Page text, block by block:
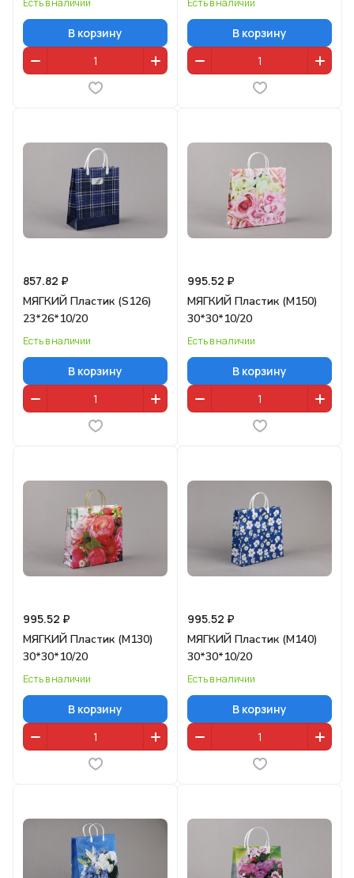
Есть в наличии
В корзину
Есть в наличии
В корзину
857.82 ₽
МЯГКИЙ Пластик (S126)
23*26*10/20
Есть в наличии
В корзину
995.52 ₽
МЯГКИЙ Пластик (M150)
30*30*10/20
Есть в наличии
В корзину
995.52 ₽
МЯГКИЙ Пластик (M130)
30*30*10/20
Есть в наличии
В корзину
995.52 ₽
МЯГКИЙ Пластик (M140)
30*30*10/20
Есть в наличии
В корзину